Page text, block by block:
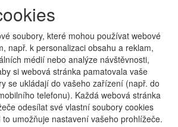
soubory, které mohou používat webové
např. k personalizaci obsahu a reklam,
médií nebo analýze návštěvnosti,
si webová stránka pamatovala vaše
se ukládají do vašeho zařízení (např. do
telefonu). Každá webová stránka
odesílat své vlastní soubory cookies
umožňuje nastavení vašeho prohlížeče.